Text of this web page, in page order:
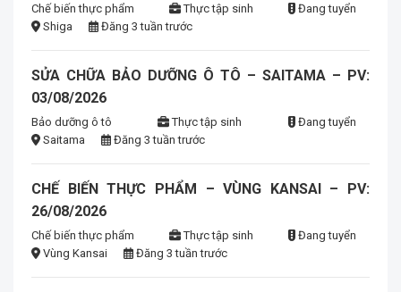
Chế biến thực phẩm Thực tập sinh
Đang tuyển
Shiga
Đăng 3 tuần trước
SỬA CHỮA BẢO DƯỠNG Ô TÔ – SAITAMA – PV:
03/08/2026
Bảo dưỡng ô tô Thực tập sinh
Đang tuyển
Saitama
Đăng 3 tuần trước
CHẾ BIẾN THỰC PHẨM – VÙNG KANSAI – PV:
26/08/2026
Chế biến thực phẩm Thực tập sinh
Đang tuyển
Vùng Kansai
Đăng 3 tuần trước